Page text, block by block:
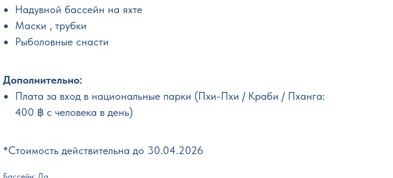
Надувной бассейн на яхте
Маски , трубки
Рыболовные снасти
Дополнительно:
Плата за вход в национальные парки (Пхи-Пхи / Краби / Пханга:
400 ฿ с человека в день)
*Стоимость действительна до 30.04.2026